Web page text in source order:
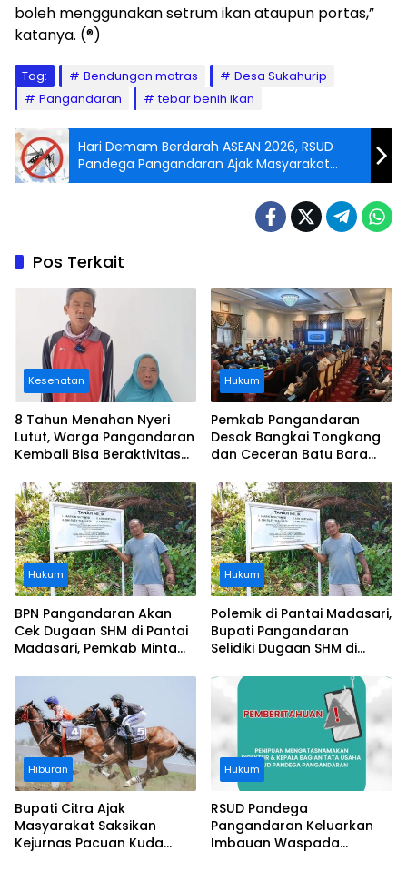
boleh menggunakan setrum ikan ataupun portas,”
katanya. (®)
Tag: Bendungan matras
Desa Sukahurip
Pangandaran
tebar benih ikan
Hari Demam Berdarah ASEAN 2026, RSUD
Pandega Pangandaran Ajak Masyarakat
Perkuat Pencegahan DBD
Pos Terkait
Kesehatan
8 Tahun Menahan Nyeri
Lutut, Warga Pangandaran
Kembali Bisa Beraktivitas
Ditanggung BPJS
Hukum
Pemkab Pangandaran
Desak Bangkai Tongkang
dan Ceceran Batu Bara
Buruknya Koordinasi
Perusahaan
Hukum
BPN Pangandaran Akan
Cek Dugaan SHM di Pantai
Madasari, Pemkab Minta
Hukum
Polemik di Pantai Madasari,
Bupati Pangandaran
Selidiki Dugaan SHM di
Pantai
Hiburan
Bupati Citra Ajak
Masyarakat Saksikan
Kejurnas Pacuan Kuda
Hukum
RSUD Pandega
Pangandaran Keluarkan
Imbauan Waspada